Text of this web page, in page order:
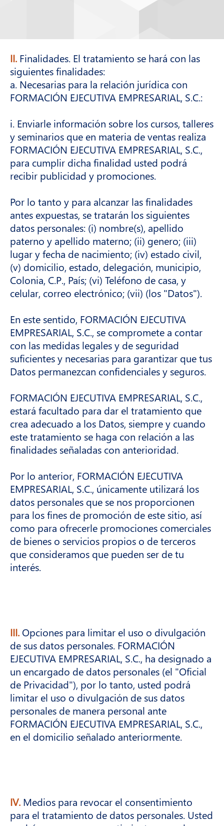
II. Finalidades. El tratamiento se hará con las
siguientes finalidades:
a. Necesarias para la relación jurídica con
FORMACIÓN EJECUTIVA EMPRESARIAL, S.C.:
i. Enviarle información sobre los cursos, talleres
y seminarios que en materia de ventas realiza
FORMACIÓN EJECUTIVA EMPRESARIAL, S.C.,
para cumplir dicha finalidad usted podrá
recibir publicidad y promociones.
Por lo tanto y para alcanzar las finalidades
antes expuestas, se tratarán los siguientes
datos personales: (i) nombre(s), apellido
paterno y apellido materno; (ii) genero; (iii)
lugar y fecha de nacimiento; (iv) estado civil,
(v) domicilio, estado, delegación, municipio,
Colonia, C.P., País; (vi) Teléfono de casa, y
celular, correo electrónico; (vii) (los "Datos").
En este sentido, FORMACIÓN EJECUTIVA
EMPRESARIAL, S.C., se compromete a contar
con las medidas legales y de seguridad
suficientes y necesarias para garantizar que tus
Datos permanezcan confidenciales y seguros.
FORMACIÓN EJECUTIVA EMPRESARIAL, S.C.,
estará facultado para dar el tratamiento que
crea adecuado a los Datos, siempre y cuando
este tratamiento se haga con relación a las
finalidades señaladas con anterioridad.
Por lo anterior, FORMACIÓN EJECUTIVA
EMPRESARIAL, S.C., únicamente utilizará los
datos personales que se nos proporcionen
para los fines de promoción de este sitio, así
como para ofrecerle promociones comerciales
de bienes o servicios propios o de terceros
que consideramos que pueden ser de tu
interés.
III. Opciones para limitar el uso o divulgación
de sus datos personales. FORMACIÓN
EJECUTIVA EMPRESARIAL, S.C., ha designado a
un encargado de datos personales (el "Oficial
de Privacidad"), por lo tanto, usted podrá
limitar el uso o divulgación de sus datos
personales de manera personal ante
FORMACIÓN EJECUTIVA EMPRESARIAL, S.C.,
en el domicilio señalado anteriormente.
IV. Medios para revocar el consentimiento
para el tratamiento de datos personales. Usted